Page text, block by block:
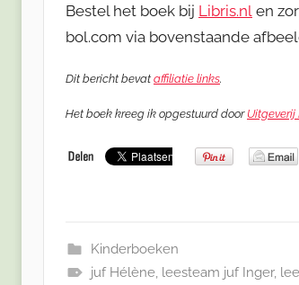
Bestel het boek bij Libris.nl en
bol.com via bovenstaande
Dit bericht bevat affiliatie links.
Het boek kreeg ik opgestuurd door Uitgeverij
Kinderboeken
juf Hélène, leesteam juf Inger,